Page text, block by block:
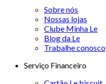
Sobre nós
Nossas lojas
Clube Minha Le
Blog da Le
Trabalhe conosco
Serviço Financeiro